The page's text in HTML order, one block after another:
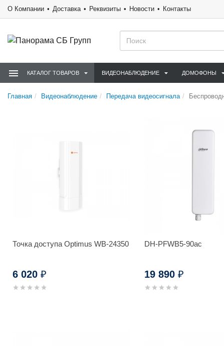
О Компании Доставка Реквизиты Новости Контакты
КАТАЛОГ ТОВАРОВ ВИДЕОНАБЛЮДЕНИЕ ДОМОФОНЫ
Главная Видеонаблюдение Передача видеосигнала
Точка доступа Optimus WB-24350
6 020 ₽
DH-PFWB5-90ac
19 890 ₽